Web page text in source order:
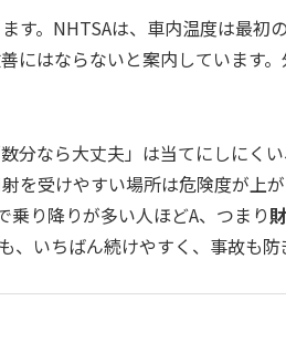
す。NHTSAは、車内温度は最初
にはならないと案内しています
分なら大丈夫」は当てにしにく
を受けやすい場所は危険度が上が
り降りが多い人ほどA、つまり
、いちばん続けやすく、事故も防